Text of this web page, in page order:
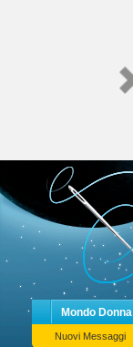
Mondo Donna
Nuovi Messaggi